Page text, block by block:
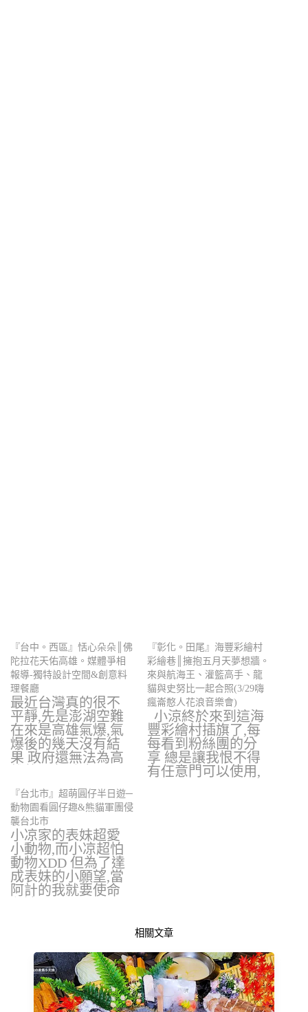
『台中。西區』恬心朵朵║佛
陀拉花天佑高雄。媒體爭相
報導-獨特設計空間&創意料
理餐廳
最近台灣真的很不
平靜,先是澎湖空難
在來是高雄氣爆,氣
爆後的幾天沒有結
果 政府還無法為高
『彰化。田尾』海豐彩繪村
彩繪巷║擁抱五月天夢想牆。
來與航海王、灌籃高手、龍
貓與史努比一起合照(3/29嗨
瘋崙憨人花浪音樂會)
小涼終於來到這海
豐彩繪村插旗了,每
每看到粉絲團的分
享 總是讓我恨不得
有任意門可以使用,
『台北市』超萌圓仔半日遊─
動物園看圓仔趣&熊貓軍團侵
襲台北市
小凉家的表妹超愛
小動物,而小凉超怕
動物XDD 但為了達
成表妹的小願望,當
阿計的我就要使命
相關文章